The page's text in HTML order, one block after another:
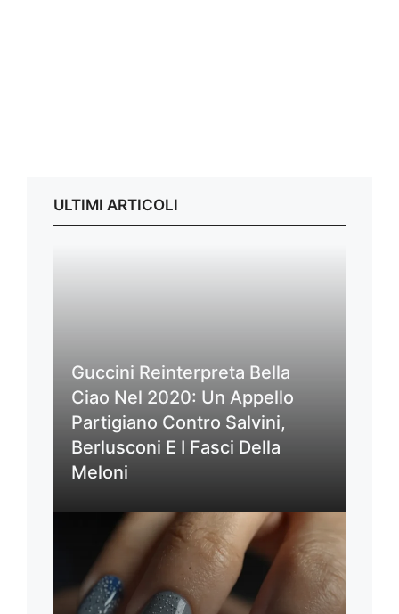
ULTIMI ARTICOLI
Guccini Reinterpreta Bella
Ciao Nel 2020: Un Appello
Partigiano Contro Salvini,
Berlusconi E I Fasci Della
Meloni